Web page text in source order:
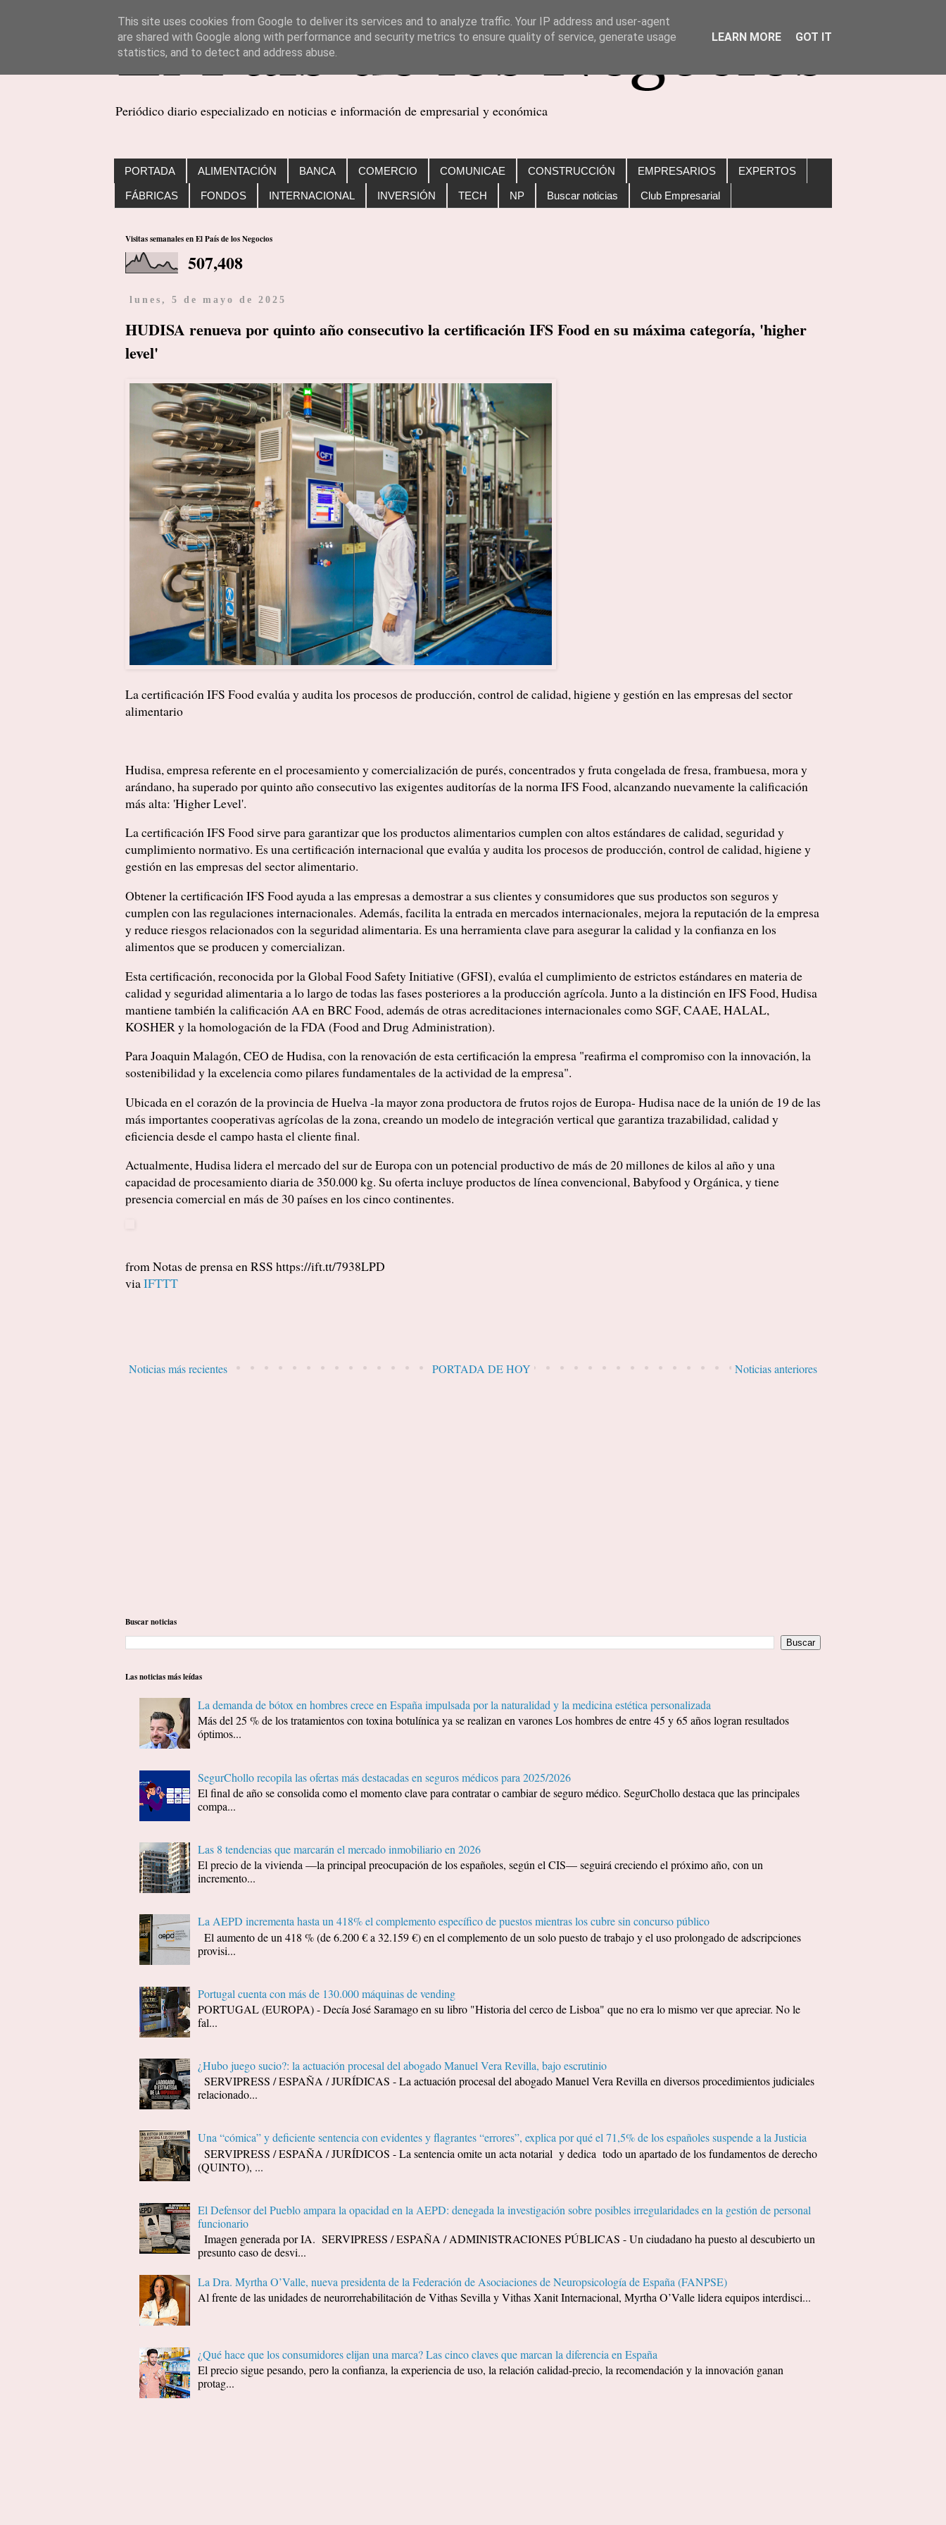
Periódico diario especializado en noticias e información de empresarial y económica
PORTADA ALIMENTACIÓN BANCA COMERCIO COMUNICAE CONSTRUCCIÓN EMPRESARIOS EXPERTOS
FÁBRICAS FONDOS INTERNACIONAL INVERSIÓN TECH NP Buscar noticias Club Empresarial
Visitas semanales en El País de los Negocios
507,408
lunes, 5 de mayo de 2025
HUDISA renueva por quinto año consecutivo la certificación IFS Food en su máxima categoría, 'higher
level'
La certificación IFS Food evalúa y audita los procesos de producción, control de calidad, higiene y gestión en las empresas del sector
alimentario
Hudisa, empresa referente en el procesamiento y comercialización de purés, concentrados y fruta congelada de fresa, frambuesa, mora y
arándano, ha superado por quinto año consecutivo las exigentes auditorías de la norma IFS Food, alcanzando nuevamente la calificación
más alta: 'Higher Level'.
La certificación IFS Food sirve para garantizar que los productos alimentarios cumplen con altos estándares de calidad, seguridad y
cumplimiento normativo. Es una certificación internacional que evalúa y audita los procesos de producción, control de calidad, higiene y
gestión en las empresas del sector alimentario.
Obtener la certificación IFS Food ayuda a las empresas a demostrar a sus clientes y consumidores que sus productos son seguros y
cumplen con las regulaciones internacionales. Además, facilita la entrada en mercados internacionales, mejora la reputación de la empresa
y reduce riesgos relacionados con la seguridad alimentaria. Es una herramienta clave para asegurar la calidad y la confianza en los
alimentos que se producen y comercializan.
Esta certificación, reconocida por la Global Food Safety Initiative (GFSI), evalúa el cumplimiento de estrictos estándares en materia de
calidad y seguridad alimentaria a lo largo de todas las fases posteriores a la producción agrícola. Junto a la distinción en IFS Food, Hudisa
mantiene también la calificación AA en BRC Food, además de otras acreditaciones internacionales como SGF, CAAE, HALAL,
KOSHER y la homologación de la FDA (Food and Drug Administration).
Para Joaquin Malagón, CEO de Hudisa, con la renovación de esta certificación la empresa "reafirma el compromiso con la innovación, la
sostenibilidad y la excelencia como pilares fundamentales de la actividad de la empresa".
Ubicada en el corazón de la provincia de Huelva -la mayor zona productora de frutos rojos de Europa- Hudisa nace de la unión de 19 de las
más importantes cooperativas agrícolas de la zona, creando un modelo de integración vertical que garantiza trazabilidad, calidad y
eficiencia desde el campo hasta el cliente final.
Actualmente, Hudisa lidera el mercado del sur de Europa con un potencial productivo de más de 20 millones de kilos al año y una
capacidad de procesamiento diaria de 350.000 kg. Su oferta incluye productos de línea convencional, Babyfood y Orgánica, y tiene
presencia comercial en más de 30 países en los cinco continentes.
from Notas de prensa en RSS https://ift.tt/7938LPD
viaIFTTT
Noticias más recientes Noticias anteriores
PORTADA DE HOY
Buscar noticias
Las noticias más leídas
La demanda de bótox en hombres crece en España impulsada por la naturalidad y la medicina estética personalizada
Más del 25 % de los tratamientos con toxina botulínica ya se realizan en varones Los hombres de entre 45 y 65 años logran resultados
óptimos...
SegurChollo recopila las ofertas más destacadas en seguros médicos para 2025/2026
El final de año se consolida como el momento clave para contratar o cambiar de seguro médico. SegurChollo destaca que las principales
compa...
Las 8 tendencias que marcarán el mercado inmobiliario en 2026
El precio de la vivienda —la principal preocupación de los españoles, según el CIS— seguirá creciendo el próximo año, con un
incremento...
La AEPD incrementa hasta un 418% el complemento específico de puestos mientras los cubre sin concurso público
El aumento de un 418 % (de 6.200 € a 32.159 €) en el complemento de un solo puesto de trabajo y el uso prolongado de adscripciones
provisi...
Portugal cuenta con más de 130.000 máquinas de vending
PORTUGAL (EUROPA) - Decía José Saramago en su libro "Historia del cerco de Lisboa" que no era lo mismo ver que apreciar. No le
fal...
¿Hubo juego sucio?: la actuación procesal del abogado Manuel Vera Revilla, bajo escrutinio
SERVIPRESS / ESPAÑA / JURÍDICAS - La actuación procesal del abogado Manuel Vera Revilla en diversos procedimientos judiciales
relacionado...
Una “cómica” y deficiente sentencia con evidentes y flagrantes “errores”, explica por qué el 71,5% de los españoles suspende a la Justicia
SERVIPRESS / ESPAÑA / JURÍDICOS - La sentencia omite un acta notarial y dedica todo un apartado de los fundamentos de derecho
(QUINTO), ...
El Defensor del Pueblo ampara la opacidad en la AEPD: denegada la investigación sobre posibles irregularidades en la gestión de personal
funcionario
Imagen generada por IA. SERVIPRESS / ESPAÑA / ADMINISTRACIONES PÚBLICAS - Un ciudadano ha puesto al descubierto un
presunto caso de desvi...
La Dra. Myrtha O’Valle, nueva presidenta de la Federación de Asociaciones de Neuropsicología de España (FANPSE)
Al frente de las unidades de neurorrehabilitación de Vithas Sevilla y Vithas Xanit Internacional, Myrtha O’Valle lidera equipos interdisci...
¿Qué hace que los consumidores elijan una marca? Las cinco claves que marcan la diferencia en España
El precio sigue pesando, pero la confianza, la experiencia de uso, la relación calidad-precio, la recomendación y la innovación ganan
protag...
This site uses cookies from Google to deliver its services and to analyze traffic. Your IP address and user-agent
are shared with Google along with performance and security metrics to ensure quality of service, generate usage
statistics, and to detect and address abuse.
LEARN MORE GOT IT